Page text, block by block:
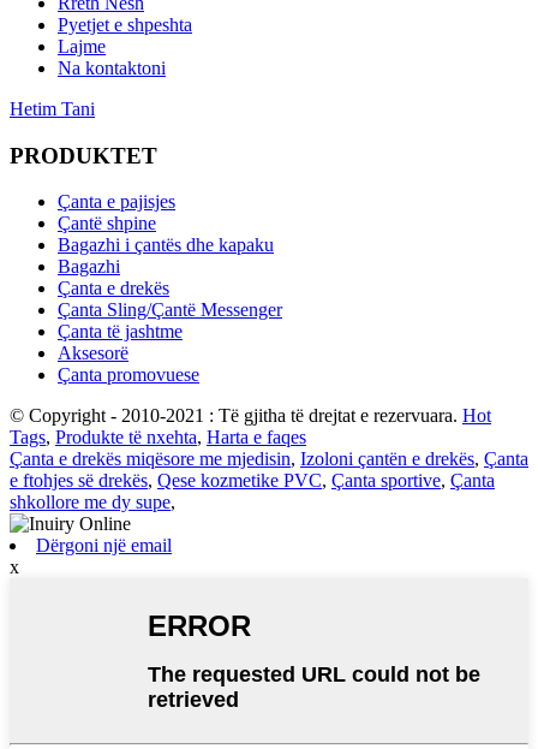
Pyetjet e shpeshta
Lajme
Na kontaktoni
Hetim Tani
PRODUKTET
Çanta e pajisjes
Çantë shpine
Bagazhi i çantës dhe kapaku
Bagazhi
Çanta e drekës
Çanta Sling/Çantë Messenger
Çanta të jashtme
Aksesorë
Çanta promovuese
© Copyright - 2010-2021 : Të gjitha të drejtat e rezervuara. Hot
Tags, Produkte të nxehta, Harta e faqes
Çanta e drekës miqësore me mjedisin, Izoloni çantën e drekës, Çanta
e ftohjes së drekës, Qese kozmetike PVC, Çanta sportive, Çanta
shkollore me dy supe,
Dërgoni një email
x